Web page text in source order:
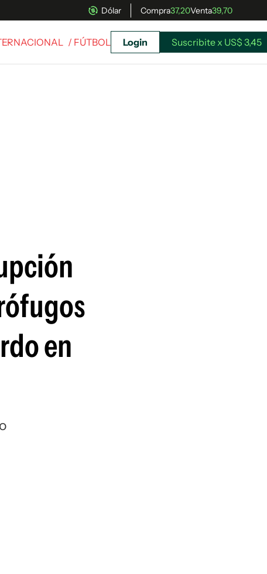
Dólar Compra37,20Venta39,70
en:
/ FÚTBOL Login Suscribite x US$ 3,45
en